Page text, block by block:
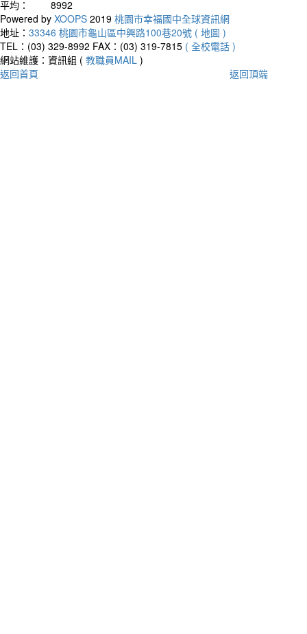
平均：
8992
Powered by XOOPS 2019 桃園市幸福國中全球資訊網
地址： 33346 桃園市龜山區中興路100巷20號 ( 地圖 )
TEL：(03) 329-8992 FAX：(03) 319-7815 ( 全校電話 )
網站維護：資訊組 ( 教職員MAIL )
返回首頁
返回頂端